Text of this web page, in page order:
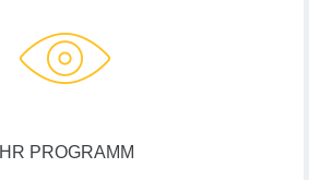
IHR PROGRAMM